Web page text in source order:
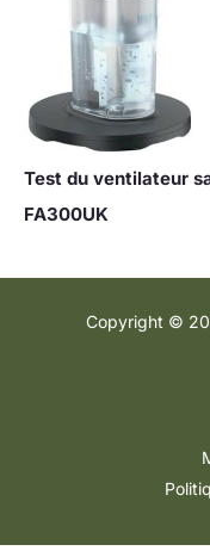
Test du ventilateur
FA300UK
Copyright ©